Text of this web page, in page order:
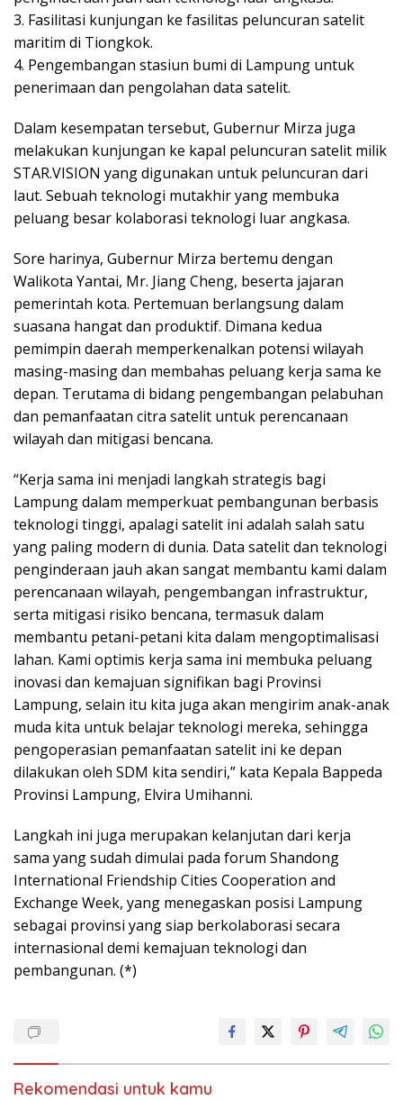
3. Fasilitasi kunjungan ke fasilitas peluncuran satelit
maritim di Tiongkok.
4. Pengembangan stasiun bumi di Lampung untuk
penerimaan dan pengolahan data satelit.
Dalam kesempatan tersebut, Gubernur Mirza juga
melakukan kunjungan ke kapal peluncuran satelit milik
STAR.VISION yang digunakan untuk peluncuran dari
laut. Sebuah teknologi mutakhir yang membuka
peluang besar kolaborasi teknologi luar angkasa.
Sore harinya, Gubernur Mirza bertemu dengan
Walikota Yantai, Mr. Jiang Cheng, beserta jajaran
pemerintah kota. Pertemuan berlangsung dalam
suasana hangat dan produktif. Dimana kedua
pemimpin daerah memperkenalkan potensi wilayah
masing-masing dan membahas peluang kerja sama ke
depan. Terutama di bidang pengembangan pelabuhan
dan pemanfaatan citra satelit untuk perencanaan
wilayah dan mitigasi bencana.
“Kerja sama ini menjadi langkah strategis bagi
Lampung dalam memperkuat pembangunan berbasis
teknologi tinggi, apalagi satelit ini adalah salah satu
yang paling modern di dunia. Data satelit dan teknologi
penginderaan jauh akan sangat membantu kami dalam
perencanaan wilayah, pengembangan infrastruktur,
serta mitigasi risiko bencana, termasuk dalam
membantu petani-petani kita dalam mengoptimalisasi
lahan. Kami optimis kerja sama ini membuka peluang
inovasi dan kemajuan signifikan bagi Provinsi
Lampung, selain itu kita juga akan mengirim anak-anak
muda kita untuk belajar teknologi mereka, sehingga
pengoperasian pemanfaatan satelit ini ke depan
dilakukan oleh SDM kita sendiri,” kata Kepala Bappeda
Provinsi Lampung, Elvira Umihanni.
Langkah ini juga merupakan kelanjutan dari kerja
sama yang sudah dimulai pada forum Shandong
International Friendship Cities Cooperation and
Exchange Week, yang menegaskan posisi Lampung
sebagai provinsi yang siap berkolaborasi secara
internasional demi kemajuan teknologi dan
pembangunan. (*)
Rekomendasi untuk kamu